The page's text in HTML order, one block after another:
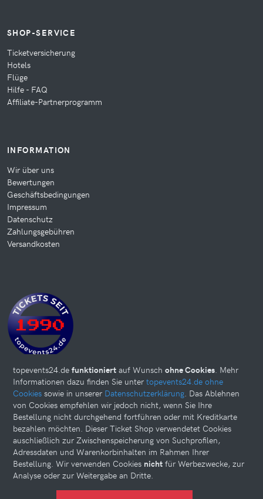
SHOP-SERVICE
Ticketversicherung
Hotels
Flüge
Hilfe - FAQ
Affiliate-Partnerprogramm
INFORMATION
Wir über uns
Bewertungen
Geschäftsbedingungen
Impressum
Datenschutz
Zahlungsgebühren
Versandkosten
Diese Website kann Cookies verwenden. Bitte nehmen Sie weiter
topevents24.de funktioniert auf Wunsch ohne Cookies. Mehr
Informationen dazu finden Sie unter topevents24.de ohne
Cookies sowie in unserer Datenschutzerklärung. Das Ablehnen
von Cookies empfehlen wir jedoch nicht, wenn Sie Ihre
Bestellung nicht durchgehend fortführen oder mit Kreditkarte
bezahlen möchten. Dieser Ticket Shop verwendetet Cookies
auschließlich zur Zwischenspeicherung von Suchprofilen,
Adressdaten und Warenkorbinhalten im Rahmen Ihrer
Bestellung. Wir verwenden Cookies nicht für Werbezwecke, zur
Analyse oder zur Weitergabe an Dritte.